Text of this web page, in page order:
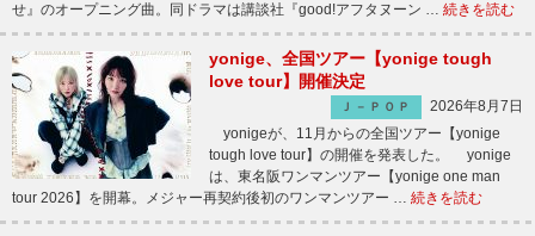
せ』のオープニング曲。同ドラマは講談社『good!アフタヌーン … 続きを読む
yonige、全国ツアー【yonige tough
love tour】開催決定
Ｊ－ＰＯＰ
2026年8月7日
yonigeが、11月からの全国ツアー【yonige
tough love tour】の開催を発表した。 yonige
は、東名阪ワンマンツアー【yonige one man
tour 2026】を開幕。メジャー再契約後初のワンマンツアー … 続きを読む